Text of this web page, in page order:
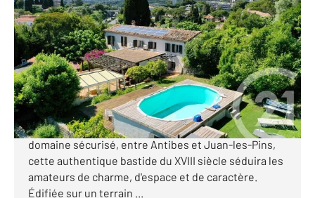
192 m2, 8 pièces
Ref : 37387
Maison à vendre
849 000 €
ANTIBES - Peyregoue Authentique bastide du XVIII
siècle entre Antibes et Juan-les-Pins Située dans un
domaine sécurisé, entre Antibes et Juan-les-Pins,
cette authentique bastide du XVIII siècle séduira les
amateurs de charme, d'espace et de caractère.
Édifiée sur un terrain ...